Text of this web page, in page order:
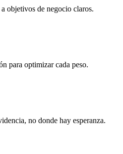
objetivos de negocio claros.
para optimizar cada peso.
no donde hay esperanza.